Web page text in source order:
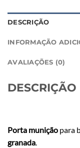
DESCRIÇÃO
INFORMAÇÃO
AVALIAÇÕES (0)
DESCRIÇÃO
Porta munição para
granada.